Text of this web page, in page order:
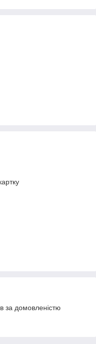
за домовленістю